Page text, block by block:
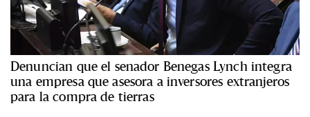
Denuncian que el senador Benegas Lynch integra
una empresa que asesora a inversores extranjeros
para la compra de tierras